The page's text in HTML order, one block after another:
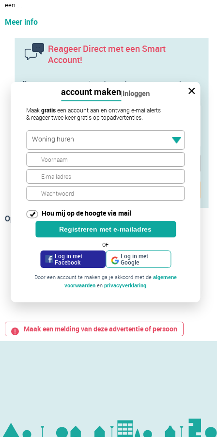
account maken|Inloggen ×
Maakgratiseen account aan en ontvang e-mailalerts
& reageer twee keer gratis op topadvertenties.
Woning huren
Hou mij op de hoogte via mail
Registreren met e-mailadres
OF
Log in met
Facebook
Log in met
Google
Door een account te maken ga je akkoord met de algemene
voorwaarden enprivacyverklaring
een ....
Meer info
Reageer Direct met een Smart
Account!
Door te reageren neem je rechtstreeks contact op met de
verhuurder of diens makelaar
Op de kaart
Maak een melding van deze advertentie of persoon